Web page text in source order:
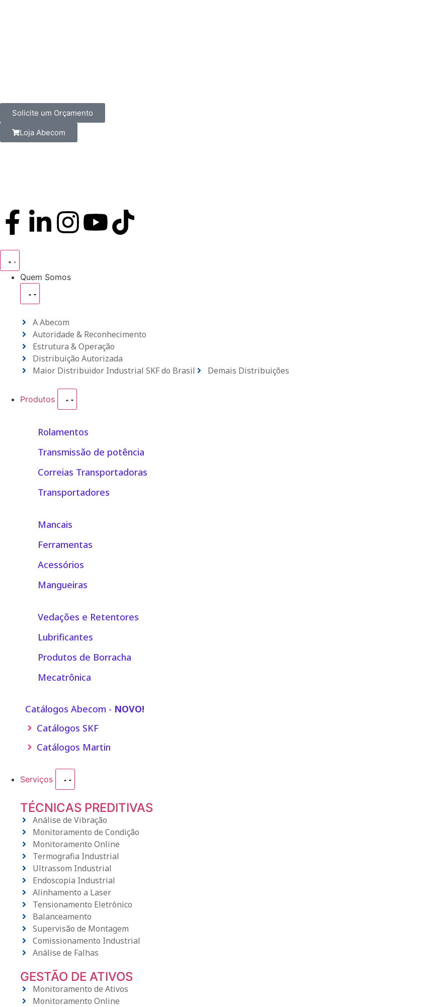
Solicite um Orçamento
Loja Abecom
Quem Somos
A Abecom
Autoridade & Reconhecimento
Estrutura & Operação
Distribuição Autorizada
Maior Distribuidor Industrial SKF do Brasil
Demais Distribuições
Produtos
Rolamentos
Transmissão de potência
Correias Transportadoras
Transportadores
Mancais
Ferramentas
Acessórios
Mangueiras
Vedações e Retentores
Lubrificantes
Produtos de Borracha
Mecatrônica
Catálogos Abecom - NOVO!
Catálogos SKF
Catálogos Martin
Serviços
TÉCNICAS PREDITIVAS
Análise de Vibração
Monitoramento de Condição
Monitoramento Online
Termografia Industrial
Ultrassom Industrial
Endoscopia Industrial
Alinhamento a Laser
Tensionamento Eletrônico
Balanceamento
Supervisão de Montagem
Comissionamento Industrial
Análise de Falhas
GESTÃO DE ATIVOS
Monitoramento de Ativos
Monitoramento Online